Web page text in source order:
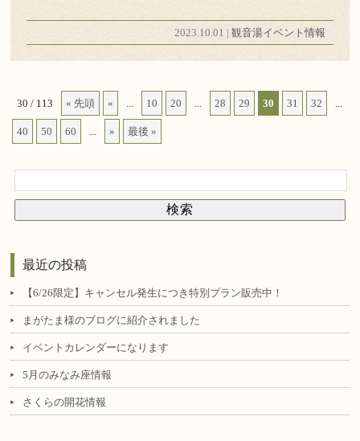
2023.10.01 | 観音湯イベント情報
30 / 113 « 先頭 « 10 20 28 29 30 31 32
40 50 60 » 最後 »
最近の投稿
【6/26限定】キャンセル発生につき特別プラン販売中！
まがたま様のブログに紹介されました
イベントカレンダーになります
5月のみなみ座情報
さくらの開花情報